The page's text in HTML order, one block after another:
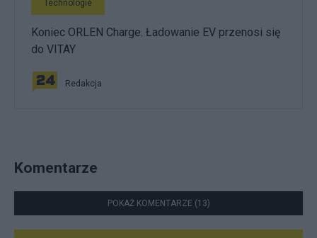
Technologie
Koniec ORLEN Charge. Ładowanie EV przenosi się
do VITAY
Redakcja
Komentarze
POKAŻ KOMENTARZE (13)